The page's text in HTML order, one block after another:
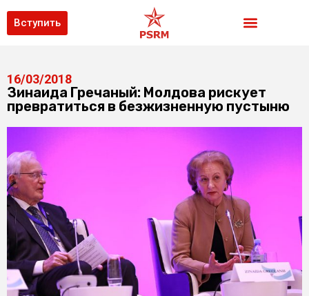
Вступить
16/03/2018
Зинаида Гречаный: Молдова рискует
превратиться в безжизненную пустыню